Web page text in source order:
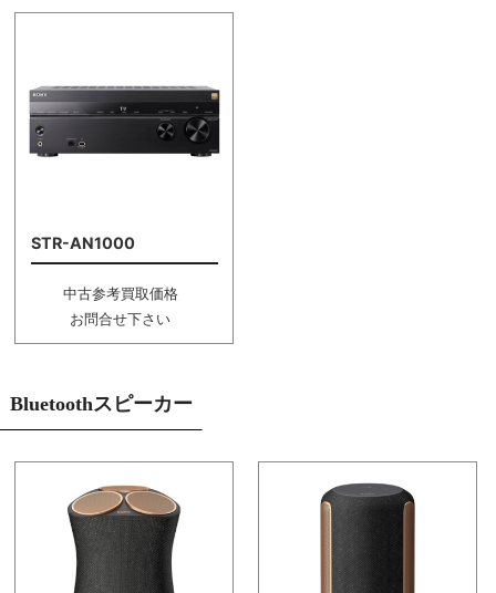
STR-AN1000
中古参考買取価格
お問合せ下さい
Bluetoothスピーカー